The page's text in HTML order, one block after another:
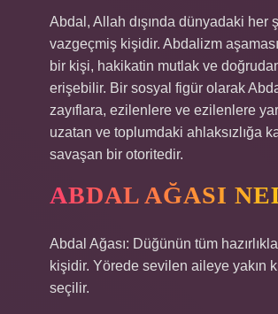
Abdal, Allah dışında dünyadaki her
vazgeçmiş kişidir. Abdalizm
bir kişi, hakikatin mutlak ve
erişebilir. Bir sosyal figür olarak
zayıflara, ezilenlere ve ezilenlere
uzatan ve toplumdaki ahlaksızlığa
savaşan bir otoritedir.
ABDAL AĞASI
Abdal Ağası: Düğünün tüm
kişidir. Yörede sevilen aileye yakın
seçilir.